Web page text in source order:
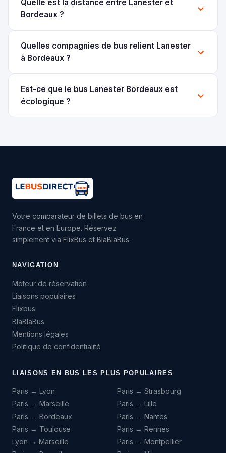
Quelle est la distance entre Lanester et
Bordeaux ?
Quelles compagnies de bus relient Lanester
à Bordeaux ?
Est-ce que le bus Lanester Bordeaux est
écologique ?
Votre comparateur de billets de bus en
France et en Europe. Réservez
simplement via FlixBus et BlaBlaBus.
NAVIGATION
Moteur de réservation
Liaisons populaires
Flixbus
BlaBlaBus
Mentions légales
Politique de confidentialité
LIAISONS EN BUS LES PLUS POPULAIRES
Paris → Lyon
Paris → Marseille
Paris → Bordeaux
Paris → Toulouse
Lyon → Marseille
Paris → Strasbourg
Paris → Lille
Paris → Nantes
Paris → Rennes
Paris → Montpellier